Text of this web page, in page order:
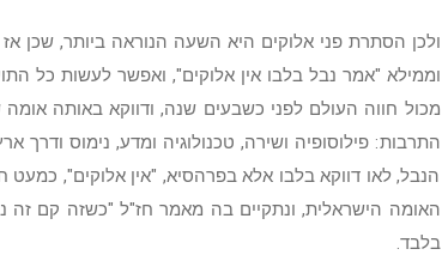
ולכן הסתרת פני אלוקים היא השעה הנוראה ביותר, שכן
וממילא "אמר נבל בלבו אין אלוקים", ואפשר לעשות כל
מכול חווה העולם לפני כשבעים שנה, ודווקא באותה
התרבות: פילוסופיה ושירה, טכנולוגיה ומדע, נימוס ודרך
הנבל, לאו דווקא בלבו אלא בפרהסיא, "אין אלוקים", כמעט
האומה הישראלית, ונתקיים בה מאמר חז"ל "כשזה קם זה
בלבד.